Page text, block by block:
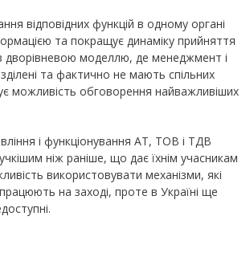
відповідних функцій в одному органі
та покращує динаміку прийняття
дворівневою моделлю, де менеджмент і
та фактично не мають спільних
можливість обговорення найважливіших
і функціонування АТ, ТОВ і ТДВ
ніж раніше, що дає їхнім учасникам
використовувати механізми, які
на заході, проте в Україні ще